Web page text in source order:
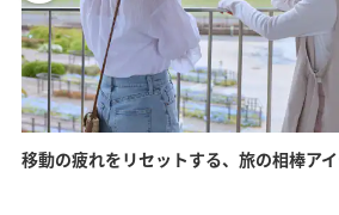
移動の疲れをリセットする、旅の相棒ア